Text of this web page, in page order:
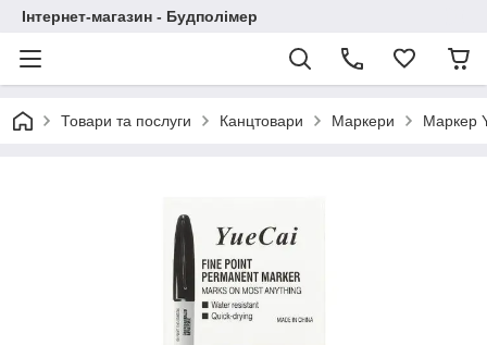
Інтернет-магазин - Будполімер
Товари та послуги Канцтовари Маркери Маркер